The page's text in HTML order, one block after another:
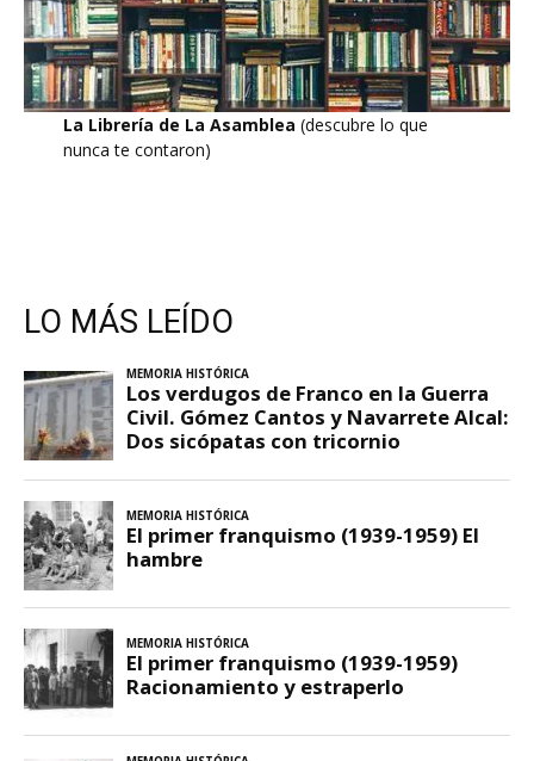
La Librería de La Asamblea (descubre lo que
nunca te contaron)
LO MÁS LEÍDO